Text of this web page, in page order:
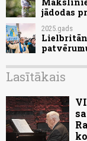
jādodas
2025.gads
Lasītākais